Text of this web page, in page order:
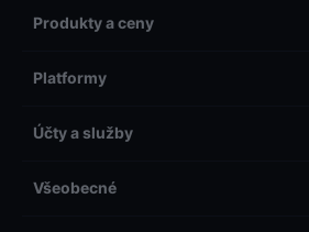
Produkty a ceny
Platformy
Účty a služby
Všeobecné